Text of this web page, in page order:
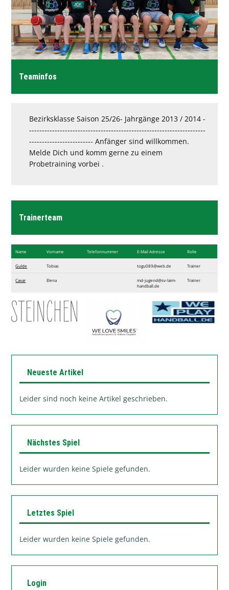
Teaminfos
Bezirksklasse Saison 25/26- Jahrgänge 2013 / 2014 -
---------------------------------------------------------------------
------------------------- Anfänger sind willkommen.
Melde Dich und komm gerne zu einem
Probetraining vorbei .
Trainerteam
Name Vorname Telefon​nummer E-Mail Adresse Rolle
Gulde Tobias togu089@web.de Trainer
Cavar Elena
md-jugend@sv-laim-
handball.de
Trainer
Neueste Artikel
Leider sind noch keine Artikel geschrieben.
Nächstes Spiel
Leider wurden keine Spiele gefunden.
Letztes Spiel
Leider wurden keine Spiele gefunden.
Login